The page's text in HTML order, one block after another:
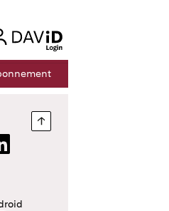
login
nnement
Nach oben springen